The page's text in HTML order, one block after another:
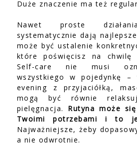
Duże znaczenie ma też
Nawet proste
systematycznie dają
może być ustalenie
które poświęcisz na
Self-care nie musi
wszystkiego w pojedynkę –
evening z przyjaciółką,
mogą być równie
pielęgnacja.
Rutyna może
Twoimi potrzebami i to
Najważniejsze, żeby
a nie odwrotnie.